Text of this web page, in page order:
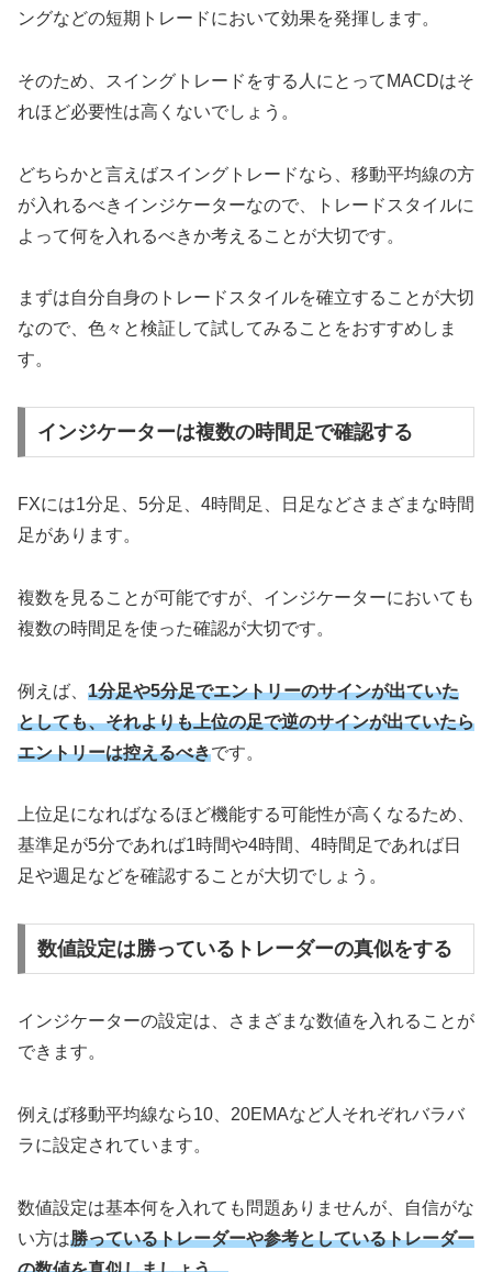
ングなどの短期トレードにおいて効果を発揮します。
そのため、スイングトレードをする人にとってMACDはそ
れほど必要性は高くないでしょう。
どちらかと言えばスイングトレードなら、移動平均線の方
が入れるべきインジケーターなので、トレードスタイルに
よって何を入れるべきか考えることが大切です。
まずは自分自身のトレードスタイルを確立することが大切
なので、色々と検証して試してみることをおすすめしま
す。
インジケーターは複数の時間足で確認する
FXには1分足、5分足、4時間足、日足などさまざまな時間
足があります。
複数を見ることが可能ですが、インジケーターにおいても
複数の時間足を使った確認が大切です。
例えば、 1分足や5分足でエントリーのサインが出ていた
としても、それよりも上位の足で逆のサインが出ていたら
エントリーは控えるべきです。
上位足になればなるほど機能する可能性が高くなるため、
基準足が5分であれば1時間や4時間、4時間足であれば日
足や週足などを確認することが大切でしょう。
数値設定は勝っているトレーダーの真似をする
インジケーターの設定は、さまざまな数値を入れることが
できます。
例えば移動平均線なら10、20EMAなど人それぞれバラバ
ラに設定されています。
数値設定は基本何を入れても問題ありませんが、自信がな
い方は勝っているトレーダーや参考としているトレーダー